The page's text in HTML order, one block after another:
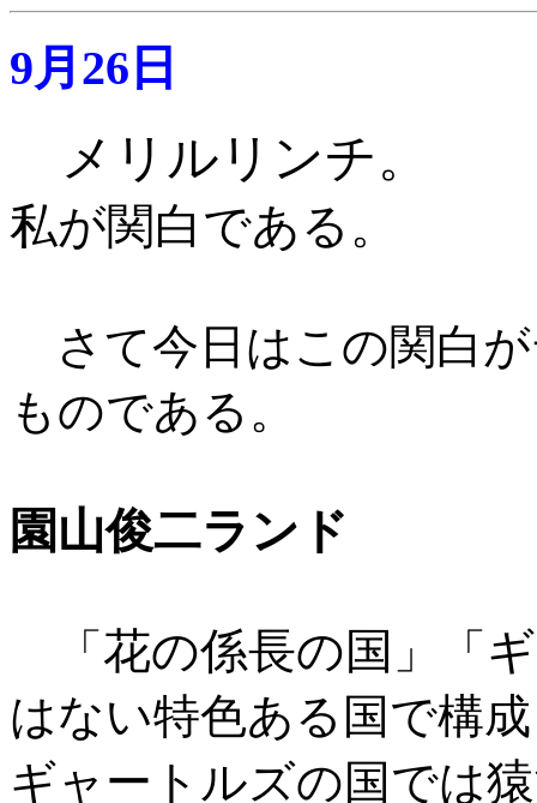
9月26日
メリルリンチ。
私が関白である。
さて今日はこの関白が
ものである。
園山俊二ランド
「 花の係長の国 」「
はない特色ある国で構
ギャートルズの国では